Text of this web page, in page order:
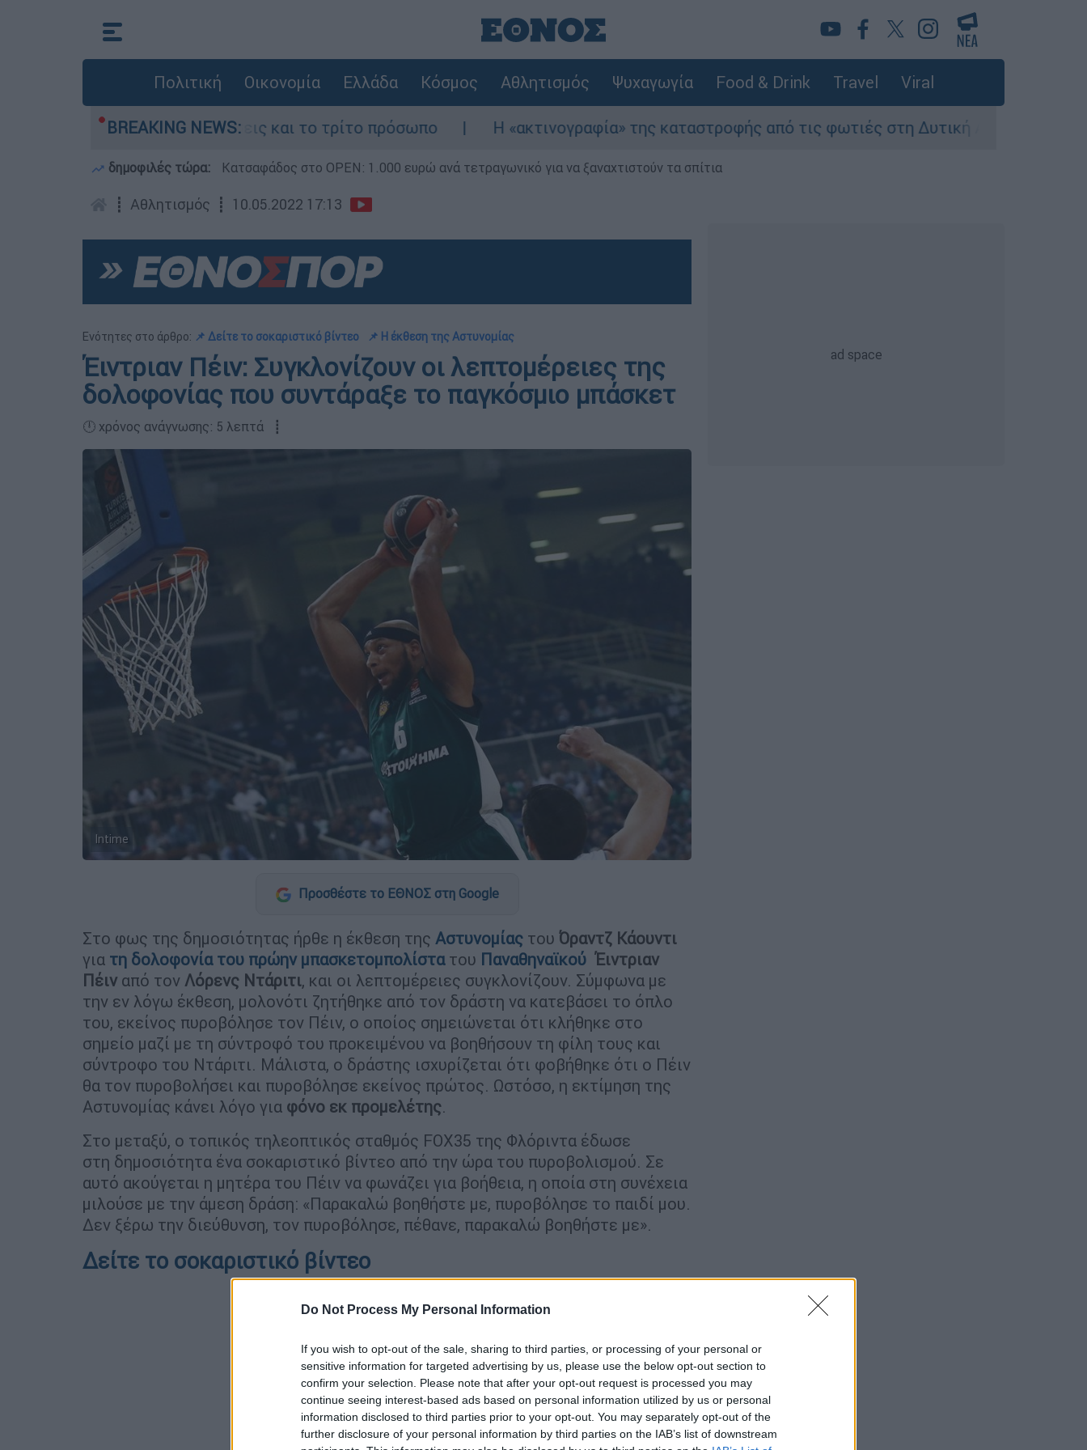
Do Not Process My Personal Information
If you wish to opt-out of the sale, sharing to third parties, or processing of your personal or
sensitive information for targeted advertising by us, please use the below opt-out section to
confirm your selection. Please note that after your opt-out request is processed you may
continue seeing interest-based ads based on personal information utilized by us or personal
information disclosed to third parties prior to your opt-out. You may separately opt-out of the
further disclosure of your personal information by third parties on the IAB’s list of downstream
Πολιτική Οικονομία Ελλάδα Κόσμος Αθλητισμός Ψυχαγωγία Food & Drink Travel Viral
BREAKING NEWS:
Οι αντιφάσεις και το τρίτο πρόσωπο Η «ακτινογραφία» της καταστροφής από τις φωτιές στη Δυτική Αττική - Οι εκτάσεις που
δημοφιλές τώρα: Κατσαφάδος στο OPEN: 1.000 ευρώ ανά τετραγωνικό για να ξαναχτιστούν τα σπίτια
┋ Αθλητισμός ┋ 10.05.2022 17:13
Ενότητες στο άρθρο: 📌 Δείτε το σοκαριστικό βίντεο 📌 Η έκθεση της Αστυνομίας
Έιντριαν Πέιν: Συγκλονίζουν οι λεπτομέρειες της
δολοφονίας που συντάραξε το παγκόσμιο μπάσκετ
🕛 χρόνος ανάγνωσης: 5 λεπτά ┋
Intime
Προσθέστε το ΕΘΝΟΣ στη Google
Στο φως της δημοσιότητας ήρθε η έκθεση της Αστυνομίας του Όραντζ Κάουντι
για τη δολοφονίατου πρώην μπασκετομπολίστατου Παναθηναϊκού Έιντριαν
Πέιν από τον Λόρενς Ντάριτι, και οι λεπτομέρειες συγκλονίζουν. Σύμφωνα με
την εν λόγω έκθεση, μολονότι ζητήθηκε από τον δράστη να κατεβάσει το όπλο
του, εκείνος πυροβόλησε τον Πέιν, ο οποίος σημειώνεται ότι κλήθηκε στο
σημείο μαζί με τη σύντροφό του προκειμένου να βοηθήσουν τη φίλη τους και
σύντροφο του Ντάριτι. Μάλιστα, ο δράστης ισχυρίζεται ότι φοβήθηκε ότι ο Πέιν
θα τον πυροβολήσει και πυροβόλησε εκείνος πρώτος. Ωστόσο, η εκτίμηση της
Αστυνομίας κάνει λόγο για φόνο εκ προμελέτης.
Στο μεταξύ, ο τοπικός τηλεοπτικός σταθμός FOX35 της Φλόριντα έδωσε
στη δημοσιότητα ένα σοκαριστικό βίντεο από την ώρα του πυροβολισμού. Σε
αυτό ακούγεται η μητέρα του Πέιν να φωνάζει για βοήθεια, η οποία στη συνέχεια
μιλούσε με την άμεση δράση: «Παρακαλώ βοηθήστε με, πυροβόλησε το παιδί μου.
Δεν ξέρω την διεύθυνση, τον πυροβόλησε, πέθανε, παρακαλώ βοηθήστε με».
Δείτε το σοκαριστικό βίντεο